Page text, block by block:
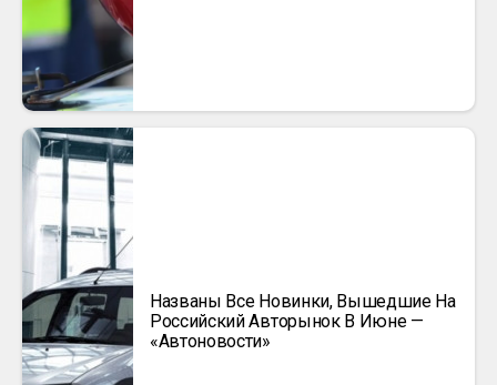
Названы Все Новинки, Вышедшие На
Российский Авторынок В Июне —
«Автоновости»